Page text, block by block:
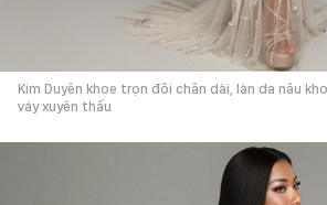
Kim Duyên khoe trọn đôi chân dài, làn da nâu
váy xuyên thấu